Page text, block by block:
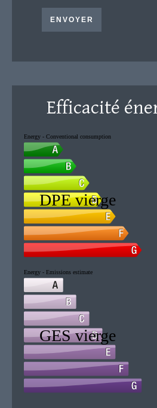
ENVOYER
Efficacité